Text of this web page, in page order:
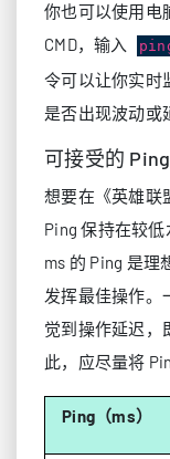
你也可以使用电
CMD，输入
令可以让你实时
是否出现波动或
可接受的
想要在《英雄联
Ping 保持在较
ms 的 Ping 是理
发挥最佳操作。
觉到操作延迟，
此，应尽量将
Ping（ms）